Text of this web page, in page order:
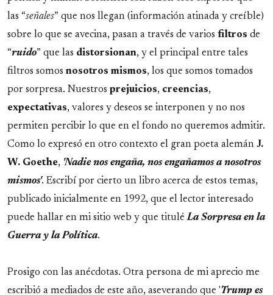
las “señales” que nos llegan (información atinada y creíble)
sobre lo que se avecina, pasan a través de varios filtros de
“ruido” que las distorsionan, y el principal entre tales
filtros somos nosotros mismos, los que somos tomados
por sorpresa. Nuestros prejuicios, creencias,
expectativas, valores y deseos se interponen y no nos
permiten percibir lo que en el fondo no queremos admitir.
Como lo expresó en otro contexto el gran poeta alemán J.
W. Goethe, 'Nadie nos engaña, nos engañamos a nosotros
mismos'. Escribí por cierto un libro acerca de estos temas,
publicado inicialmente en 1992, que el lector interesado
puede hallar en mi sitio web y que tituléLa Sorpresa en la
Guerra y la Política.
Prosigo con las anécdotas. Otra persona de mi aprecio me
escribió a mediados de este año, aseverando que 'Trump es